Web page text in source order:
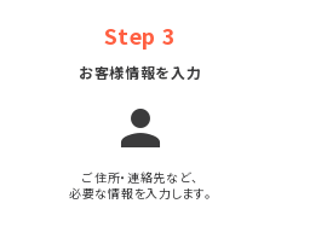
Step 3
お客様情報を入力
person
ご住所・連絡先など、
必要な情報を入力します。